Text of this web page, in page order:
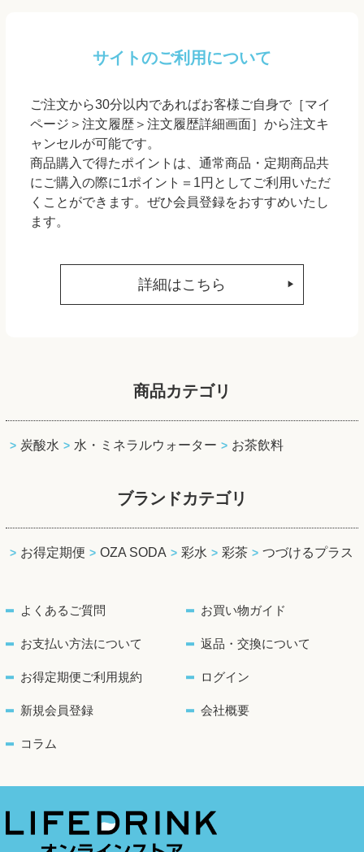
サイトのご利用について
ご注文から30分以内であればお客様ご自身で［マイ
ページ＞注文履歴＞注文履歴詳細画面］から注文キ
ャンセルが可能です。
商品購入で得たポイントは、通常商品・定期商品共
にご購入の際に1ポイント＝1円としてご利用いただ
くことができます。ぜひ会員登録をおすすめいたし
ます。
詳細はこちら
商品カテゴリ
炭酸水 水・ミネラルウォーター お茶飲料
ブランドカテゴリ
お得定期便 OZA SODA 彩水 彩茶 つづけるプラス
よくあるご質問 お買い物ガイド
お支払い方法について 返品・交換について
お得定期便ご利用規約 ログイン
新規会員登録 会社概要
コラム